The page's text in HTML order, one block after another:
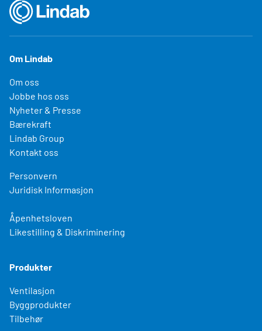
Om Lindab
Om oss
Jobbe hos oss
Nyheter & Presse
Bærekraft
Lindab Group
Kontakt oss
Personvern
Juridisk Informasjon
Åpenhetsloven
Likestilling & Diskriminering
Produkter
Ventilasjon
Byggprodukter
Tilbehør